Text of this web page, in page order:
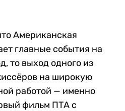
Американская
главные события на
то выход одного из
на широкую
работой — именно
фильм ПТА с